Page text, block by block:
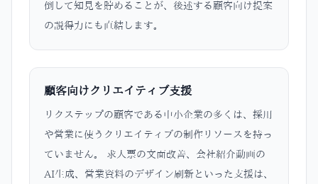
倒して知見を貯めることが、後述する顧客向け提案
の説得力にも直結します。
顧客向けクリエイティブ支援
リクステップの顧客である中小企業の多くは、採用
や営業に使うクリエイティブの制作リソースを持っ
ていません。 求人票の文面改善、会社紹介動画の
AI生成、営業資料のデザイン刷新といった支援は、